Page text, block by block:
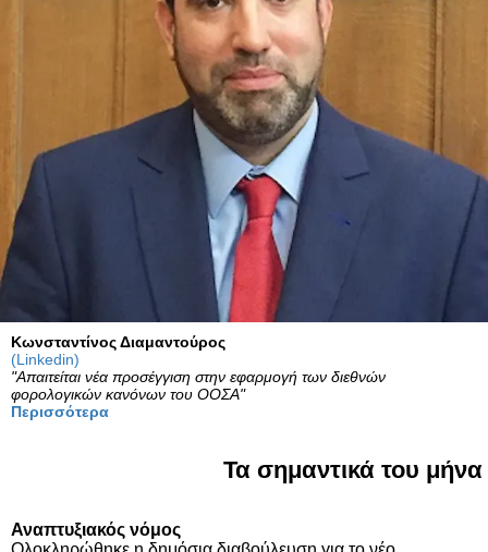
Κωνσταντίνος Διαμαντούρος
(Linkedin)
"Απαιτείται νέα προσέγγιση στην εφαρμογή των διεθνών
φορολογικών κανόνων του ΟΟΣΑ"
Περισσότερα
Τα σημαντικά του μήνα
Αναπτυξιακός νόμος